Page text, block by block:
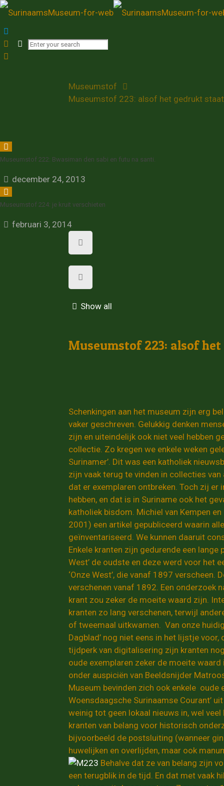
Museumstof 223:
Museumstof
Museumstof 223: alsof het gedrukt staat
Museumstof 222: Bwasiman den sabi en futu na santi.
december 24, 2013
Museumstof 224: je kruit verschieten
februari 3, 2014
Show all
Museumstof 223: alsof
Schenkingen aan het museum zijn erg
vaker geschreven. Gelukkig denken
zijn en uiteindelijk ook niet veel hebben
collectie. Zo kregen we enkele weken
Surinamer’. Dit was een katholiek
zijn vaak terug te vinden in collecties
dat er exemplaren ontbreken. Toch zij
hebben, en dat is in Suriname ook het
katholiek bisdom. Michiel van Kempen
2001) een artikel gepubliceerd waarin
geïnventariseerd. We kunnen daaruit
Enkele kranten zijn gedurende een lange
West’ de oudste en deze werd voor het
‘Onze West’, die vanaf 1897 verscheen.
verschenen vanaf 1892. Een onderzoek
krant zou zeker de moeite waard zijn.
kranten zo lang verschenen, terwijl
of tweemaal uitkwamen. Van onze
Dagblad’ nog niet eens in het lijstje
tijdperk van digitalisering zijn kranten
oude exemplaren zeker de moeite
onder auspiciën van Beeldsnijder
Museum bevinden zich ook enkele oude
Woensdaagsche Surinaamse Courant’
weinig tot geen lokaal nieuws in, wel
kranten van belang voor historisch
bijvoorbeeld de postsluiting (wanneer
huwelijken en overlijden, maar ook
Behalve dat ze van belang zijn
een terugblik in de tijd. En dat met vaak